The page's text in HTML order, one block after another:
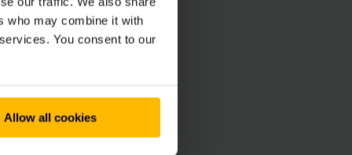
who may combine it with
You consent to our
Allow all cookies
rozmedzí od 3,5
150 až 200
5,5 percent. Do
%